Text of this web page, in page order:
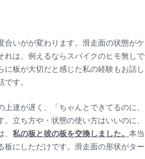
いがが変わります。滑走面の状態がケ
れは、例えるならスパイクのヒモ無しで
板が大切だと感じた私の経験もお話し
す。
達が遅く、
「ちゃんとできてるのに、
立ち方や・状態の使い方はいいのに、
私の板と彼の板を交換しました。 本当
板にしただけです。 滑走面の形状がター